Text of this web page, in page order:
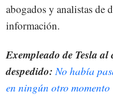
abogados y analistas de
información.
Exempleado de Tesla al
despedido:No había
en ningún otro momento